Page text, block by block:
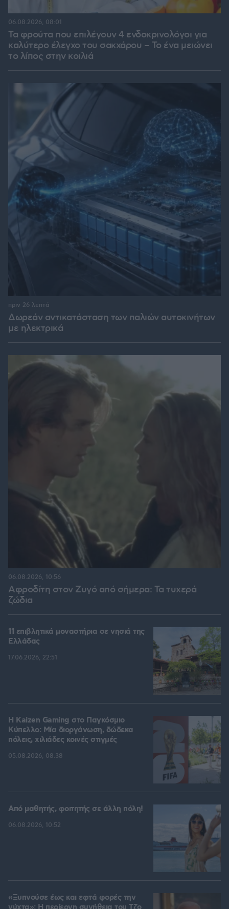
Τα φρούτα που επιλέγουν 4 ενδοκρινολόγοι για
καλύτερο έλεγχο του σακχάρου – Το ένα μειώνει
το λίπος στην κοιλιά
06.08.2026, 08:01
Δωρεάν αντικατάσταση των παλιών αυτοκινήτων
με ηλεκτρικά
πριν 26 λεπτά
Αφροδίτη στον Ζυγό από σήμερα: Τα τυχερά
ζώδια
06.08.2026, 10:56
11 επιβλητικά μοναστήρια σε νησιά της
Ελλάδας
17.06.2026, 22:51
H Kaizen Gaming στο Παγκόσμιο
Kύπελλο: Μία διοργάνωση, δώδεκα
πόλεις, χιλιάδες κοινές στιγμές
05.08.2026, 08:38
Από μαθητής, φοιτητής σε άλλη πόλη!
06.08.2026, 10:52
«Ξυπνούσε έως και εφτά φορές την